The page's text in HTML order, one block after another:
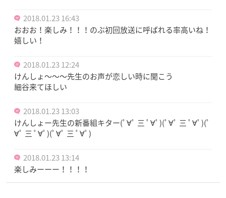
2018.01.23 16:43
おおお！楽しみ！！！のぶ初回放送に呼ばれる率高いね！
嬉しい！
2018.01.23 12:24
けんしょ～～～先生のお声が恋しい時に聞こう
細谷来てほしい
2018.01.23 13:03
けんしょー先生の新番組キター(ﾟ∀ﾟ 三 ﾟ∀ﾟ)(ﾟ∀ﾟ 三 ﾟ∀ﾟ)(ﾟ
∀ﾟ 三 ﾟ∀ﾟ)(ﾟ∀ﾟ 三 ﾟ∀ﾟ)
2018.01.23 13:14
楽しみーーー！！！！